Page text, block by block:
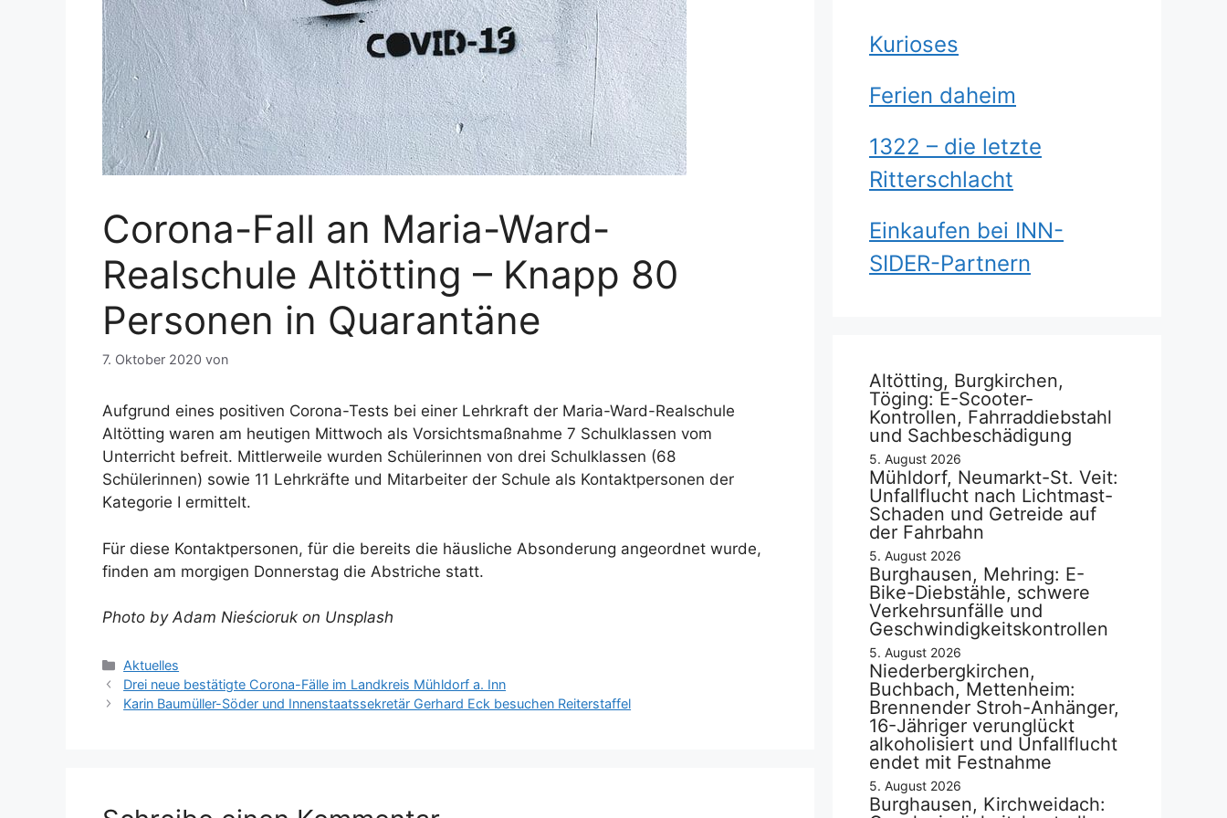
Corona-Fall an Maria-Ward-
Realschule Altötting – Knapp 80
Personen in Quarantäne
7. Oktober 2020 von
Aufgrund eines positiven Corona-Tests bei einer Lehrkraft der Maria-Ward-Realschule
Altötting waren am heutigen Mittwoch als Vorsichtsmaßnahme 7 Schulklassen vom
Unterricht befreit. Mittlerweile wurden Schülerinnen von drei Schulklassen (68
Schülerinnen) sowie 11 Lehrkräfte und Mitarbeiter der Schule als Kontaktpersonen der
Kategorie I ermittelt.
Für diese Kontaktpersonen, für die bereits die häusliche Absonderung angeordnet wurde,
finden am morgigen Donnerstag die Abstriche statt.
Photo by Adam Nieścioruk on Unsplash
Kategorien
Aktuelles
Drei neue bestätigte Corona-Fälle im Landkreis Mühldorf a. Inn
Karin Baumüller-Söder und Innenstaatssekretär Gerhard Eck besuchen Reiterstaffel
Kurioses
Ferien daheim
1322 – die letzte
Ritterschlacht
Einkaufen bei INN-
SIDER-Partnern
Altötting, Burgkirchen,
Töging: E-Scooter-
Kontrollen, Fahrraddiebstahl
und Sachbeschädigung
5. August 2026
Mühldorf, Neumarkt-St. Veit:
Unfallflucht nach Lichtmast-
Schaden und Getreide auf
der Fahrbahn
5. August 2026
Burghausen, Mehring: E-
Bike-Diebstähle, schwere
Verkehrsunfälle und
Geschwindigkeitskontrollen
5. August 2026
Niederbergkirchen,
Buchbach, Mettenheim:
Brennender Stroh-Anhänger,
16-Jähriger verunglückt
alkoholisiert und Unfallflucht
endet mit Festnahme
5. August 2026
Burghausen, Kirchweidach: